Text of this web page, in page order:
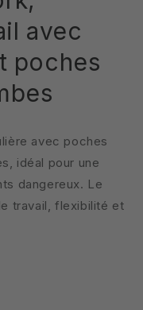
avec
poches
avec poches
idéal pour une
dangereux. Le
travail, flexibilité et